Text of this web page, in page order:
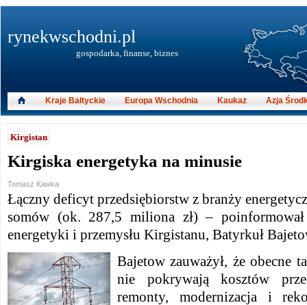
Kirgistan
Kirgiska energetyka na minusie
Tomasz Kawka
Łączny deficyt przedsiębiorstw z branży
somów (ok. 287,5 miliona zł) – poinformował
energetyki i przemysłu Kirgistanu, Batyrkuł
Bajetow zauważył, że obecne
nie pokrywają kosztów
remonty, modernizacja i
rynekwschodni.pl
gospodarka, finanse, biznes
Kraje Bałtyckie Europa Wschodnia Kaukaz Azja